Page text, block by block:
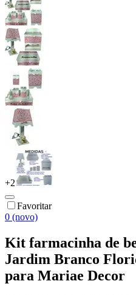
+2
Favoritar
0 (novo)
Kit farmacinha de
Jardim Branco
para Mariae Decor